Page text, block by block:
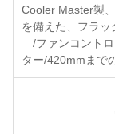
Cooler Master製
を備えた、フラッ
/ファンコントロ
ター/420mmまで